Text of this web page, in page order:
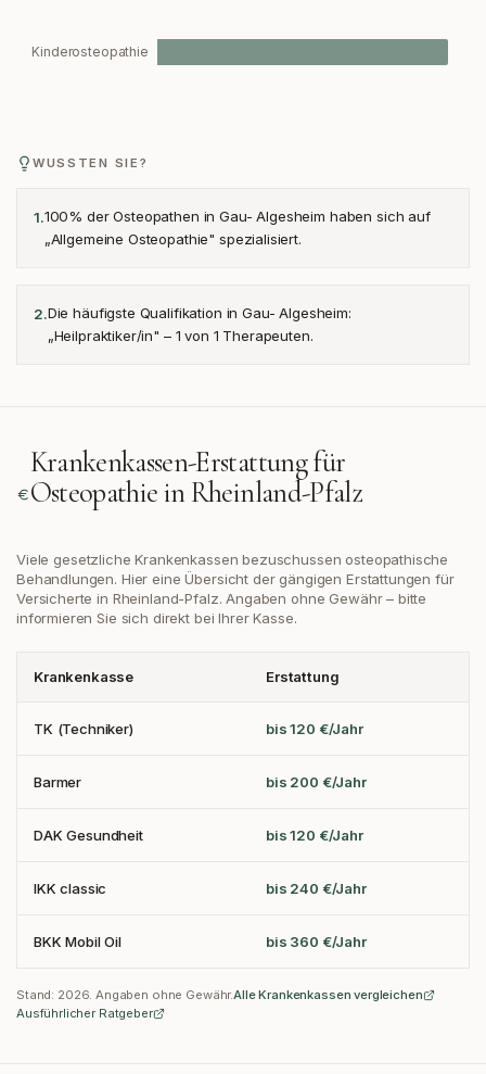
Kinderosteopathie
WUSSTEN SIE?
1.100% der Osteopathen in Gau- Algesheim haben sich auf
„Allgemeine Osteopathie" spezialisiert.
2.Die häufigste Qualifikation in Gau- Algesheim:
„Heilpraktiker/in" – 1 von 1 Therapeuten.
Krankenkassen-Erstattung für
Osteopathie inRheinland-Pfalz
Viele gesetzliche Krankenkassen bezuschussen osteopathische
Behandlungen. Hier eine Übersicht der gängigen Erstattungen für
Versicherte in Rheinland-Pfalz. Angaben ohne Gewähr – bitte
informieren Sie sich direkt bei Ihrer Kasse.
Krankenkasse Erstattung
TK (Techniker) bis 120 €/Jahr
Barmer bis 200 €/Jahr
DAK Gesundheit bis 120 €/Jahr
IKK classic bis 240 €/Jahr
BKK Mobil Oil bis 360 €/Jahr
Stand: 2026. Angaben ohne Gewähr.Alle Krankenkassen vergleichen
Ausführlicher Ratgeber